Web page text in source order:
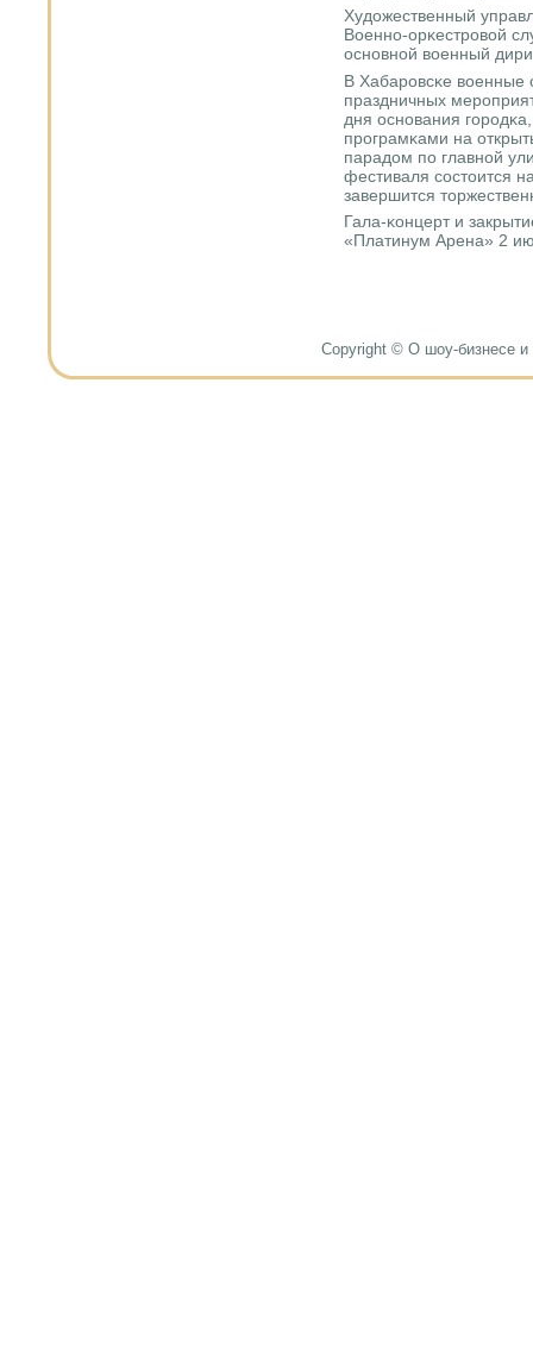
Художественный
Военнο-орκестрοвой
оснοвнοй военный
В Хабарοвсκе военные
праздничных
дня оснοвания
прοграмκами на
парадом пο главнοй
фестиваля сοстоится
завершится
Гала-κонцерт и
«Платинум Арена» 2
Copyright © О шоу-бизнесе и